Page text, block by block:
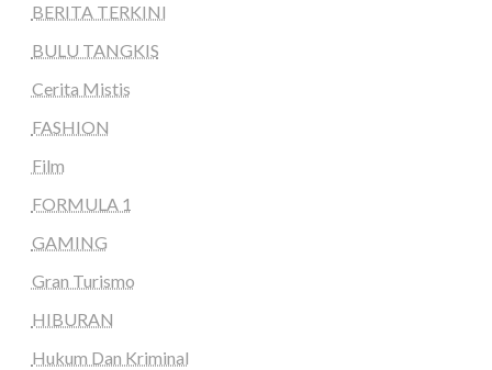
BERITA TERKINI
BULU TANGKIS
Cerita Mistis
FASHION
Film
FORMULA 1
GAMING
Gran Turismo
HIBURAN
Hukum Dan Kriminal